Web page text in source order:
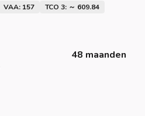
VAA: 157
TCO 3: ～ 609.84
48 maanden